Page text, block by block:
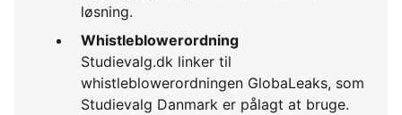
løsning.
Whistleblowerordning
Studievalg.dk linker til
whistleblowerordningen GlobaLeaks, som
Studievalg Danmark er pålagt at bruge.